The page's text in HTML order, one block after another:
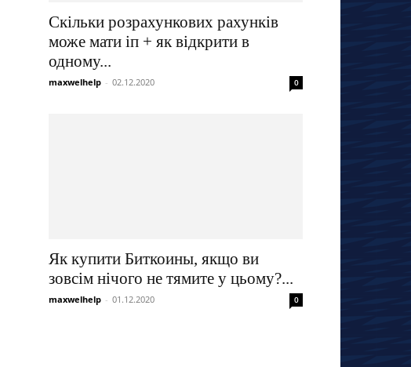
Скільки розрахункових рахунків
може мати іп + як відкрити в
одному...
maxwelhelp - 02.12.2020 0
Як купити Биткоины, якщо ви
зовсім нічого не тямите у цьому?...
maxwelhelp - 01.12.2020 0